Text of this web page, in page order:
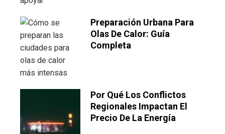
Preparación Urbana Para
Olas De Calor: Guía
Completa
Por Qué Los Conflictos
Regionales Impactan El
Precio De La Energía